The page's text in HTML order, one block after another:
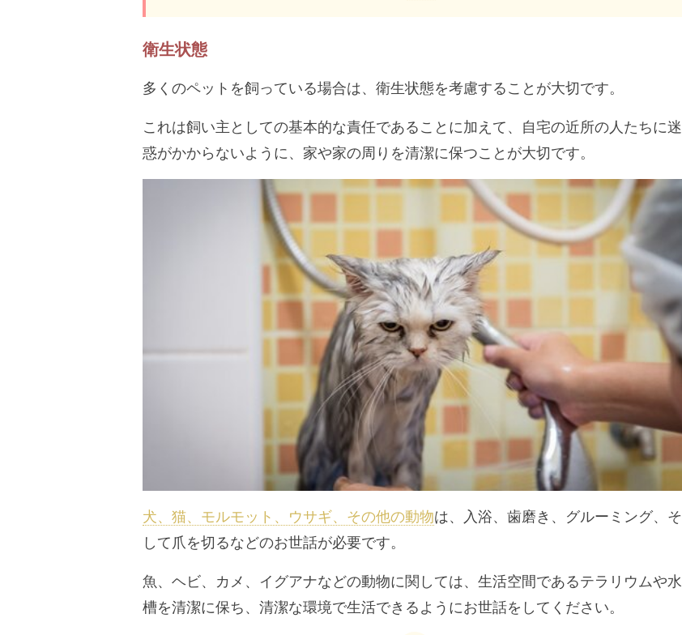
衛生状態
多くのペットを飼っている場合は、衛生状態を考慮することが大切です。
これは飼い主としての基本的な責任であることに加えて、自宅の近所の人たちに迷
惑がかからないように、家や家の周りを清潔に保つことが大切です。
犬、猫、モルモット、ウサギ、その他の動物は、入浴、歯磨き、グルーミング、そ
して爪を切るなどのお世話が必要です。
魚、ヘビ、カメ、イグアナなどの動物に関しては、生活空間であるテラリウムや水
槽を清潔に保ち、清潔な環境で生活できるようにお世話をしてください。